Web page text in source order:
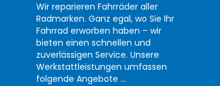
Wir reparieren Fahrräder aller
Radmarken. Ganz egal, wo Sie Ihr
Fahrrad erworben haben – wir
bieten einen schnellen und
zuverlässigen Service. Unsere
Werkstattleistungen umfassen
folgende Angebote ...